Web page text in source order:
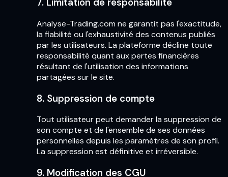
Analyse-Trading.com ne garantit pas l'exactitude,
la fiabilité ou l'exhaustivité des contenus publiés
par les utilisateurs. La plateforme décline toute
responsabilité quant aux pertes financières
résultant de l'utilisation des informations
partagées sur le site.
8. Suppression de compte
Tout utilisateur peut demander la suppression de
son compte et de l'ensemble de ses données
personnelles depuis les paramètres de son profil.
La suppression est définitive et irréversible.
9. Modification des CGU